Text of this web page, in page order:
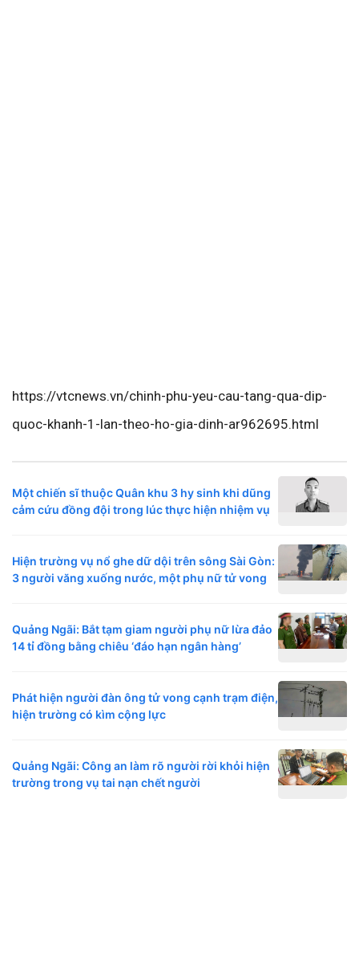
https://vtcnews.vn/chinh-phu-yeu-cau-tang-qua-dip-
quoc-khanh-1-lan-theo-ho-gia-dinh-ar962695.html
Một chiến sĩ thuộc Quân khu 3 hy sinh khi dũng
cảm cứu đồng đội trong lúc thực hiện nhiệm vụ
Hiện trường vụ nổ ghe dữ dội trên sông Sài Gòn:
3 người văng xuống nước, một phụ nữ tử vong
Quảng Ngãi: Bắt tạm giam người phụ nữ lừa đảo
14 tỉ đồng bằng chiêu ‘đáo hạn ngân hàng’
Phát hiện người đàn ông tử vong cạnh trạm điện,
hiện trường có kìm cộng lực
Quảng Ngãi: Công an làm rõ người rời khỏi hiện
trường trong vụ tai nạn chết người